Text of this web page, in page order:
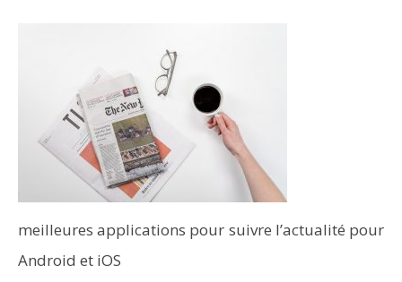
meilleures applications pour suivre l’actualité pour
Android et iOS